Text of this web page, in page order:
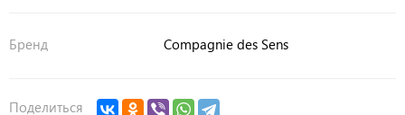
Бренд Compagnie des Sens
Поделиться